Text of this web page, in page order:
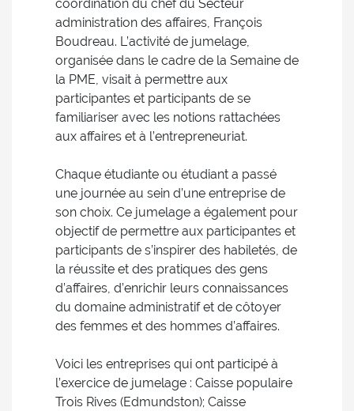
coordination du chef du Secteur
administration des affaires, François
Boudreau. L’activité de jumelage,
organisée dans le cadre de la Semaine de
la PME, visait à permettre aux
participantes et participants de se
familiariser avec les notions rattachées
aux affaires et à l’entrepreneuriat.
Chaque étudiante ou étudiant a passé
une journée au sein d’une entreprise de
son choix. Ce jumelage a également pour
objectif de permettre aux participantes et
participants de s’inspirer des habiletés, de
la réussite et des pratiques des gens
d’affaires, d’enrichir leurs connaissances
du domaine administratif et de côtoyer
des femmes et des hommes d’affaires.
Voici les entreprises qui ont participé à
l’exercice de jumelage : Caisse populaire
Trois Rives (Edmundston); Caisse